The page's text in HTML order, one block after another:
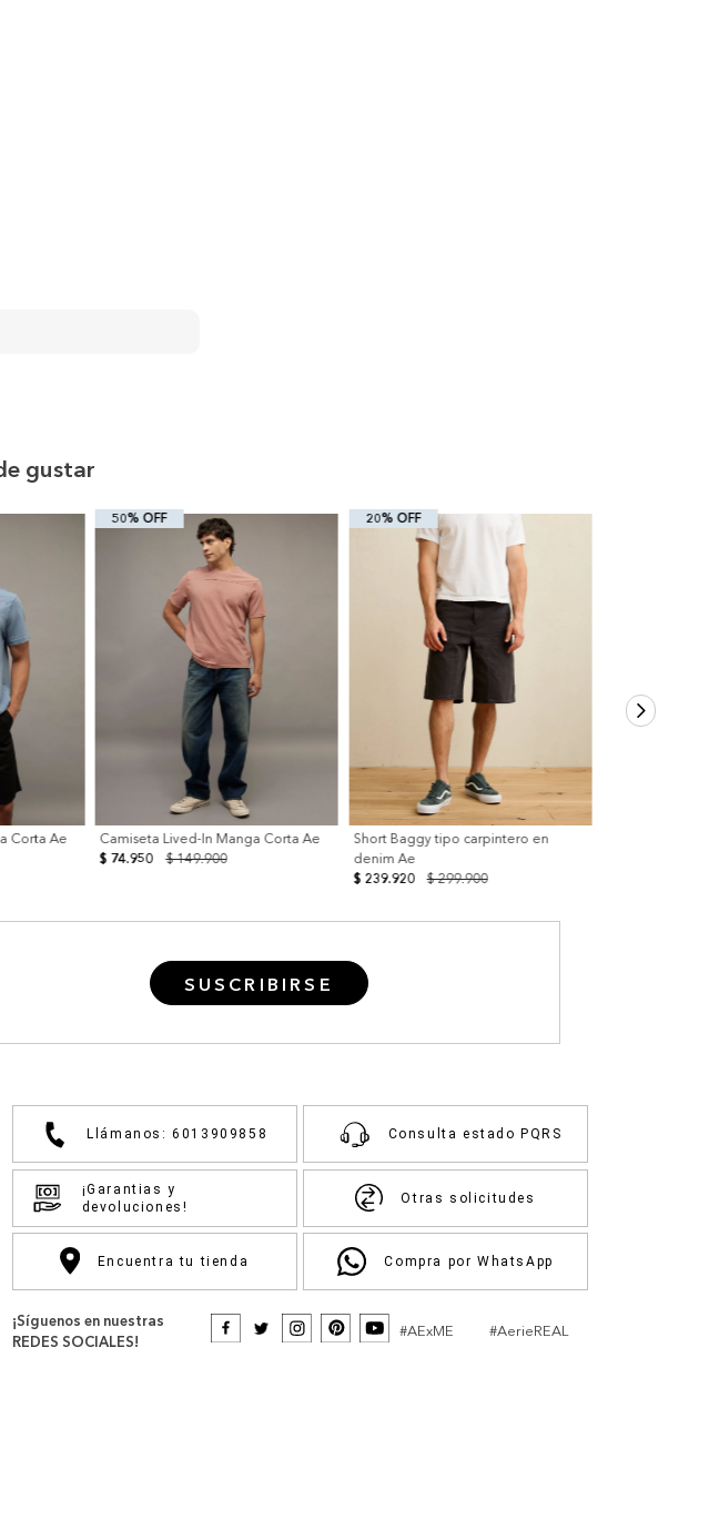
gustar
Corta Ae
50% OFF
Camiseta Lived-In Manga Corta Ae
$ 149.900
$ 74.950
20% OFF
Short Baggy tipo carpintero en
denim Ae
$ 299.900
$ 239.920
SUSCRIBIRSE
Llámanos: 6013909858 Consulta estado PQRS
¡Garantias y
devoluciones!
Otras solicitudes
Encuentra tu tienda Compra por WhatsApp
¡Síguenos en nuestras
REDES SOCIALES!
#AExME #AerieREAL